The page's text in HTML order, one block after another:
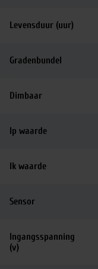
Levensduur (uur)
Gradenbundel
Dimbaar
Ip waarde
Ik waarde
Sensor
Ingangsspanning
(v)